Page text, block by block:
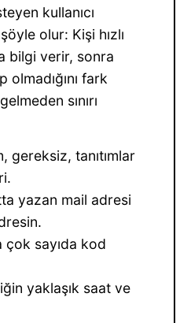
kullanıcı
olur: Kişi hızlı
bilgi verir, sonra
fark
sınırı
gereksiz, tanıtımlar
yazan mail adresi
çok sayıda kod
yaklaşık saat ve